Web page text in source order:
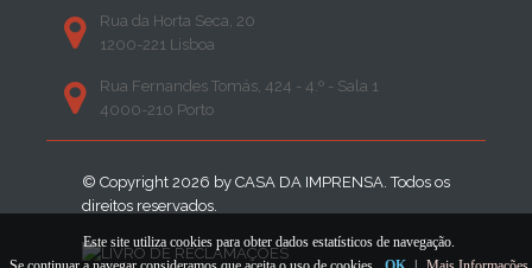
Rua da Horta Seca, 20
1200-221 Lisboa
Rua Fernandes Tomás, 424 - 4.º - Sala 1
4000-210 Porto
© Copyright 2026 by CASA DA IMPRENSA . Todos os
direitos reservados.
Este site utiliza cookies para obter dados estatísticos de navegação.